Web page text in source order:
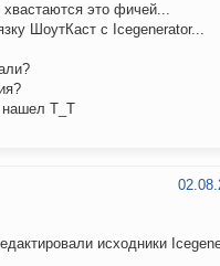
хвастаются это фичей...
ШоутКаст с Icegenerator...
нашел Т_Т
исходники